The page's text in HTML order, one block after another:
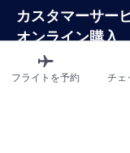
カスタマーサー
オンライン購入
ロイヤルティプ
エールフランス
フライトを予約 チェ